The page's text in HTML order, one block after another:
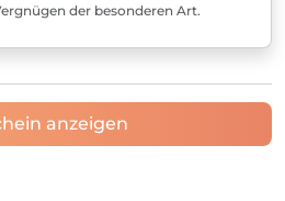
der besonderen Art.
anzeigen